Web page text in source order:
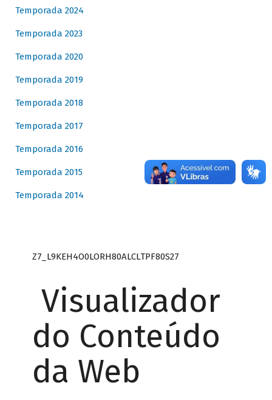
Temporada 2024
Temporada 2023
Temporada 2020
Temporada 2019
Temporada 2018
Temporada 2017
Temporada 2016
Temporada 2015
Temporada 2014
Z7_L9KEH4O0LORH80ALCLTPF80S27
Visualizador
do Conteúdo
da Web